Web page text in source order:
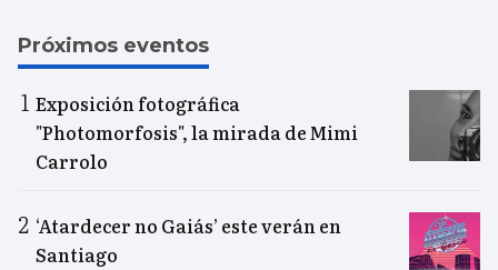
Próximos eventos
Exposición fotográfica
"Photomorfosis", la mirada de Mimi
Carrolo
‘Atardecer no Gaiás’ este verán en
Santiago